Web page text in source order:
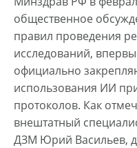
общественное
правил проведения
исследований,
официально
использования ИИ
протоколов. Как
внештатный
ДЗМ Юрий Васильев,